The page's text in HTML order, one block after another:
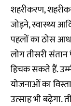
शहरीकरण,
जोड़ने, स्वास्थ्य
पहलों का ठोस
लोग तीसरी
हिचक सकते हैं.
योजनाओं का
उत्साह भी बढ़ेगा.